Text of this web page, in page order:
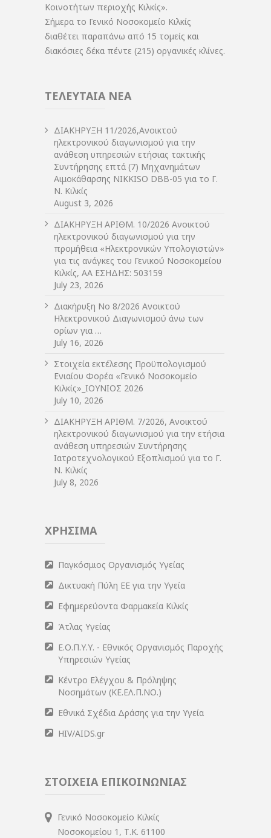
Κοινοτήτων περιοχής Κιλκίς».
Σήμερα το Γενικό Νοσοκομείο Κιλκίς
διαθέτει παραπάνω από 15 τομείς και
διακόσιες δέκα πέντε (215) οργανικές κλίνες.
ΤΕΛΕΥΤΑΙΑ ΝΕΑ
ΔIΑΚΗΡΥΞΗ 11/2026,Ανοικτού
ηλεκτρονικού διαγωνισμού για την
ανάθεση υπηρεσιών ετήσιας τακτικής
Συντήρησης επτά (7) Μηχανημάτων
Αιμοκάθαρσης NIKKISO DBB-05 για το Γ.
Ν. Κιλκίς
August 3, 2026
ΔIΑΚΗΡΥΞΗ ΑΡIΘΜ. 10/2026 Ανοικτού
ηλεκτρονικού διαγωνισμού για την
προμήθεια «Ηλεκτρονικών Υπολογιστών»
για τις ανάγκες του Γενικού Νοσοκομείου
Κιλκίς, ΑΑ ΕΣΗΔΗΣ: 503159
July 23, 2026
Διακήρυξη Νο 8/2026 Ανοικτού
Ηλεκτρονικού Διαγωνισμού άνω των
ορίων για …
July 16, 2026
Στοιχεία εκτέλεσης Προϋπολογισμού
Ενιαίου Φορέα «Γενικό Νοσοκομείο
Κιλκίς»_ΙΟΥΝΙΟΣ 2026
July 10, 2026
ΔIΑΚΗΡΥΞΗ ΑΡIΘΜ. 7/2026, Ανοικτού
ηλεκτρονικού διαγωνισμού για την ετήσια
ανάθεση υπηρεσιών Συντήρησης
Ιατροτεχνολογικού Εξοπλισμού για το Γ.
Ν. Κιλκίς
July 8, 2026
ΧΡΗΣΙΜΑ
Παγκόσμιος Οργανισμός Υγείας
Δικτυακή Πύλη ΕΕ για την Υγεία
Εφημερεύοντα Φαρμακεία Κιλκίς
Άτλας Υγείας
Ε.Ο.Π.Υ.Υ. - Εθνικός Οργανισμός Παροχής
Υπηρεσιών Υγείας
Κέντρο Ελέγχου & Πρόληψης
Νοσημάτων (ΚΕ.ΕΛ.Π.ΝΟ.)
Εθνικά Σχέδια Δράσης για την Υγεία
HIV/AIDS.gr
ΣΤΟΙΧΕΙΑ ΕΠΙΚΟΙΝΩΝΙΑΣ
Γενικό Νοσοκομείο Κιλκίς
Νοσοκομείου 1, Τ.Κ. 61100